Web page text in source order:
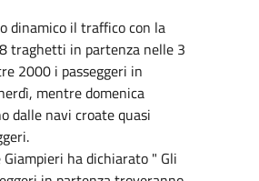
dinamico il traffico con la
traghetti in partenza nelle 3
2000 i passeggeri in
mentre domenica
dalle navi croate quasi
ha dichiarato " Gli